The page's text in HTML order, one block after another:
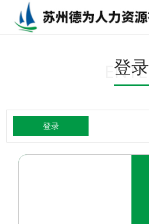
登录
ENTER
登录